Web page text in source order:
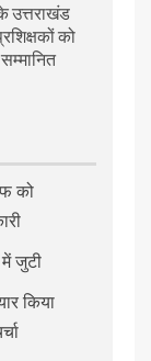
उत्तराखंड
को
को
जुटी
किया